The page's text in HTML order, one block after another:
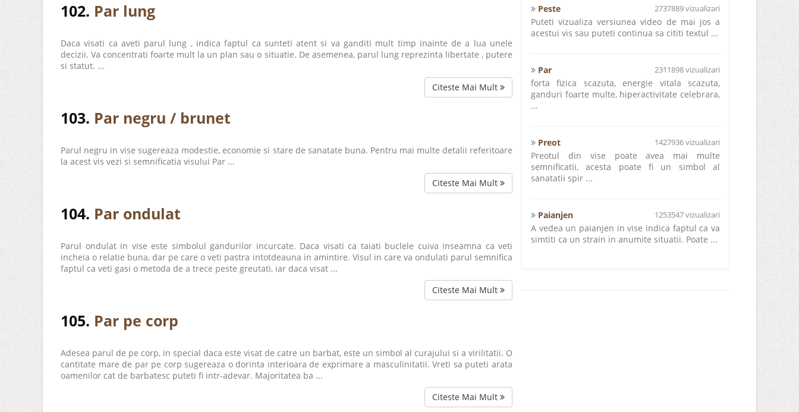
102. Par lung
Daca visati ca aveti parul lung , indica faptul ca sunteti atent si va ganditi mult timp inainte de a lua unele
decizii. Va concentrati foarte mult la un plan sau o situatie. De asemenea, parul lung reprezinta libertate , putere
si statut. ...
Citeste Mai Mult
103. Par negru / brunet
Parul negru in vise sugereaza modestie, economie si stare de sanatate buna. Pentru mai multe detalii referitoare
la acest vis vezi si semnificatia visului Par ...
Citeste Mai Mult
104. Par ondulat
Parul ondulat in vise este simbolul gandurilor incurcate. Daca visati ca taiati buclele cuiva inseamna ca veti
incheia o relatie buna, dar pe care o veti pastra intotdeauna in amintire. Visul in care va ondulati parul semnifica
faptul ca veti gasi o metoda de a trece peste greutati, iar daca visat ...
Citeste Mai Mult
105. Par pe corp
Adesea parul de pe corp, in special daca este visat de catre un barbat, este un simbol al curajului si a virilitatii. O
cantitate mare de par pe corp sugereaza o dorinta interioara de exprimare a masculinitatii. Vreti sa puteti arata
oamenilor cat de barbatesc puteti fi intr-adevar. Majoritatea ba ...
Citeste Mai Mult
Peste 2737889 vizualizari
Puteti vizualiza versiunea video de mai jos a
acestui vis sau puteti continua sa cititi textul ...
Par 2311898 vizualizari
forta fizica scazuta, energie vitala scazuta,
ganduri foarte multe, hiperactivitate celebrara,
...
Preot 1427936 vizualizari
Preotul din vise poate avea mai multe
semnificatii, acesta poate fi un simbol al
sanatatii spir ...
Paianjen 1253547 vizualizari
A vedea un paianjen in vise indica faptul ca va
simtiti ca un strain in anumite situatii. Poate ...